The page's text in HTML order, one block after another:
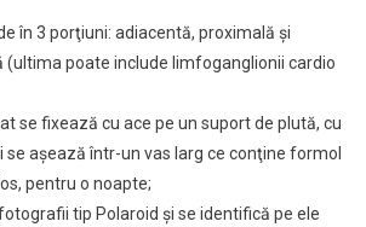
în 3 porţiuni: adiacentă, proximală şi
(ultima poate include limfoganglionii cardio
se fixează cu ace pe un suport de plută, cu
se aşează într-un vas larg ce conţine formol
pentru o noapte;
tip Polaroid şi se identifică pe ele